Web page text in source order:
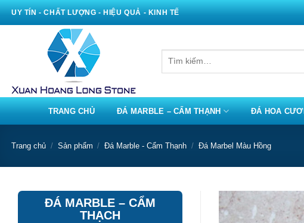
Bỏ
UY TÍN - CHẤT LƯỢNG - HIỆU QUẢ - KINH TẾ
kiếm:
TRANG CHỦ ĐÁ MARBLE – CẨM THẠNH ĐÁ HOA
Trang chủ / Sản phẩm / Đá Marble - Cẩm Thạnh / Đá Marbel Màu Hồng
ĐÁ MARBLE – CẨM
THẠCH